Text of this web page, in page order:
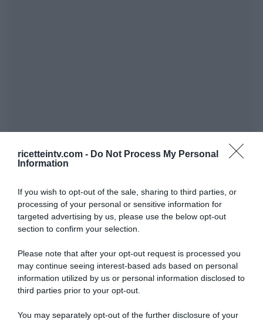
ricetteintv.com - Do Not Process My Personal
Information
If you wish to opt-out of the sale, sharing to third parties, or
processing of your personal or sensitive information for
targeted advertising by us, please use the below opt-out
section to confirm your selection.
Please note that after your opt-out request is processed you
may continue seeing interest-based ads based on personal
information utilized by us or personal information disclosed to
third parties prior to your opt-out.
You may separately opt-out of the further disclosure of your